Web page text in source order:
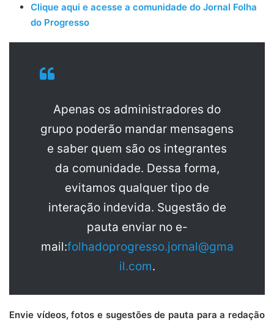
Clique aqui e acesse a comunidade do Jornal Folha
do Progresso
Apenas os administradores do
grupo poderão mandar mensagens
e saber quem são os integrantes
da comunidade. Dessa forma,
evitamos qualquer tipo de
interação indevida. Sugestão de
pauta enviar no e-
mail:folhadoprogresso.jornal@gma
il.com.
Envie vídeos, fotos e sugestões de pauta para a redação